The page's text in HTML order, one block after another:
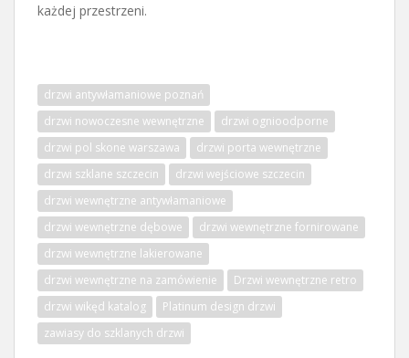
każdej przestrzeni.
drzwi antywłamaniowe poznań
drzwi nowoczesne wewnętrzne
drzwi ognioodporne
drzwi pol skone warszawa
drzwi porta wewnętrzne
drzwi szklane szczecin
drzwi wejściowe szczecin
drzwi wewnętrzne antywłamaniowe
drzwi wewnętrzne dębowe
drzwi wewnętrzne fornirowane
drzwi wewnętrzne lakierowane
drzwi wewnętrzne na zamówienie
Drzwi wewnętrzne retro
drzwi wikęd katalog
Platinum design drzwi
zawiasy do szklanych drzwi